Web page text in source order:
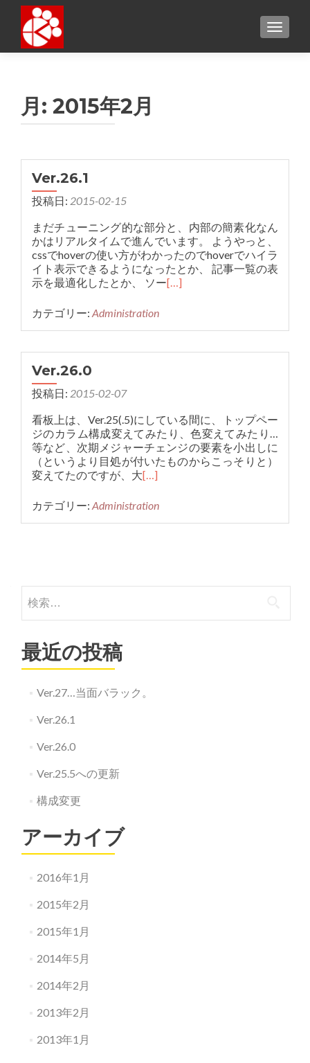
月: 2015年2月
Ver.26.1
投稿日: 2015-02-15
まだチューニング的な部分と、内部の簡素化なん
かはリアルタイムで進んでいます。 ようやっと、
cssでhoverの使い方がわかったのでhoverでハイラ
イト表示できるようになったとか、 記事一覧の表
示を最適化したとか、 ソー[…]
カテゴリー: Administration
Ver.26.0
投稿日: 2015-02-07
看板上は、Ver.25(.5)にしている間に、トップペー
ジのカラム構成変えてみたり、色変えてみたり…
等など、次期メジャーチェンジの要素を小出しに
（というより目処が付いたものからこっそりと）
変えてたのですが、大[…]
カテゴリー: Administration
検索:
最近の投稿
Ver.27…当面バラック。
Ver.26.1
Ver.26.0
Ver.25.5への更新
構成変更
アーカイブ
2016年1月
2015年2月
2015年1月
2014年5月
2014年2月
2013年2月
2013年1月